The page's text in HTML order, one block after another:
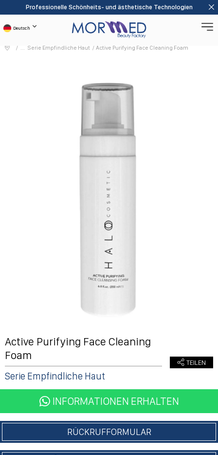
Professionelle Schönheits- und ästhetische Technologien
Deutsch
Serie Empfindliche Haut Active Purifying Face Cleaning Foam
Active Purifying Face Cleaning
Foam
Serie Empfindliche Haut